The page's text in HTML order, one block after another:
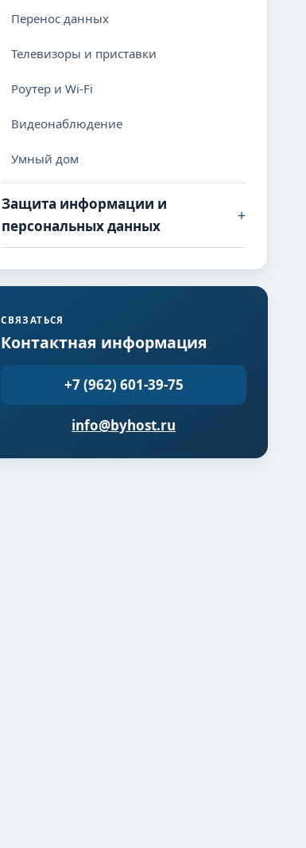
Перенос данных
Телевизоры и приставки
Роутер и Wi-Fi
Видеонаблюдение
Умный дом
Защита информации и
персональных данных
+
СВЯЗАТЬСЯ
Контактная информация
+7 (962) 601-39-75
info@byhost.ru